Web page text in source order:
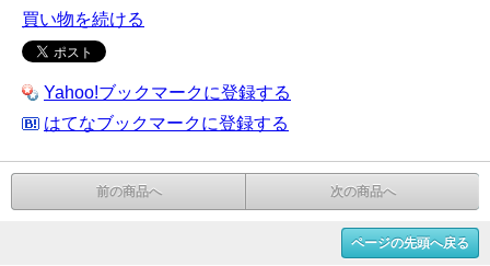
買い物を続ける
Yahoo!ブックマークに登録する
はてなブックマークに登録する
前の商品へ 次の商品へ
ページの先頭へ戻る